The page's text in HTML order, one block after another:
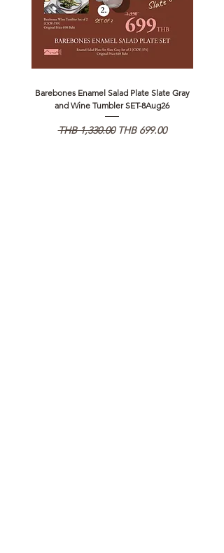
Barebones Enamel Salad Plate Slate Gray
and Wine Tumbler SET-8Aug26
通常価格
THB 1,330.00 セール価格
THB 699.00